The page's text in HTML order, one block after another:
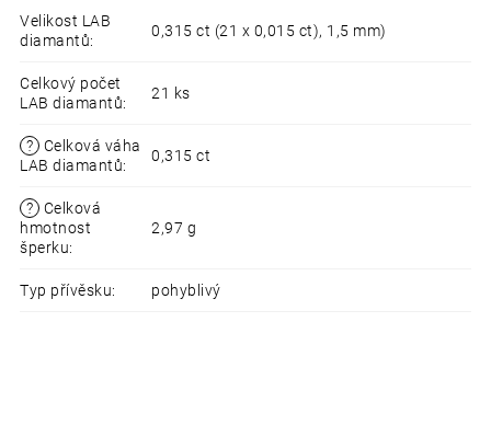
Velikost LAB
diamantů:
0,315 ct (21 x 0,015 ct), 1,5 mm)
Celkový počet
LAB diamantů:
21 ks
?
Celková váha
LAB diamantů:
0,315 ct
?
Celková
hmotnost
šperku:
2,97 g
Typ přívěsku: pohyblivý